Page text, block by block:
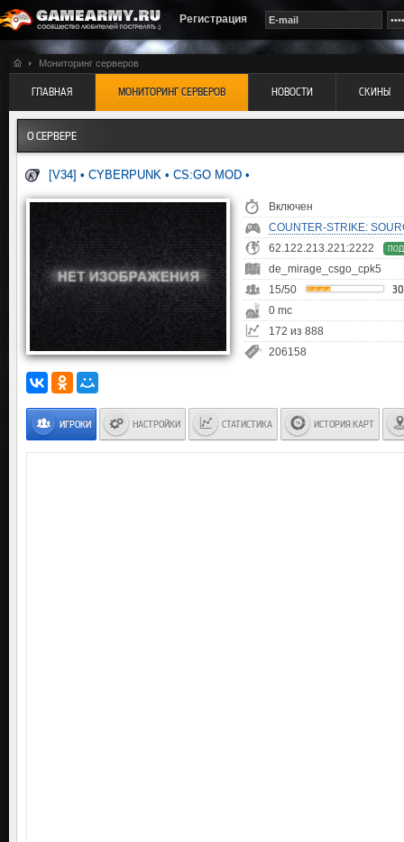
Регистрация
Мониторинг серверов
ГЛАВНАЯ МОНИТОРИНГ СЕРВЕРОВ НОВОСТИ СКИНЫ
О СЕРВЕРЕ
[V34] • CYBERPUNK • CS:GO MOD •
Включен
COUNTER-STRIKE:
62.122.213.221:2222
de_mirage_csgo_cpk5
15/50
0 mc
172 из 888
206158
ИГРОКИ НАСТРОЙКИ СТАТИСТИКА ИСТОРИЯ КАРТ